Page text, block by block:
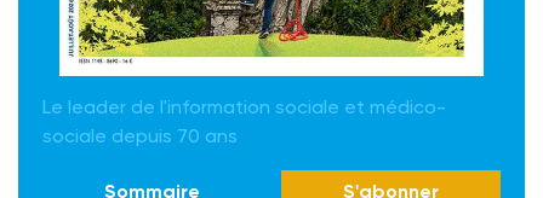
Le leader de l'information sociale et médico-
sociale depuis 70 ans
Sommaire S'abonner